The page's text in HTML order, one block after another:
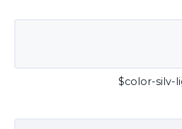
$color-silv-